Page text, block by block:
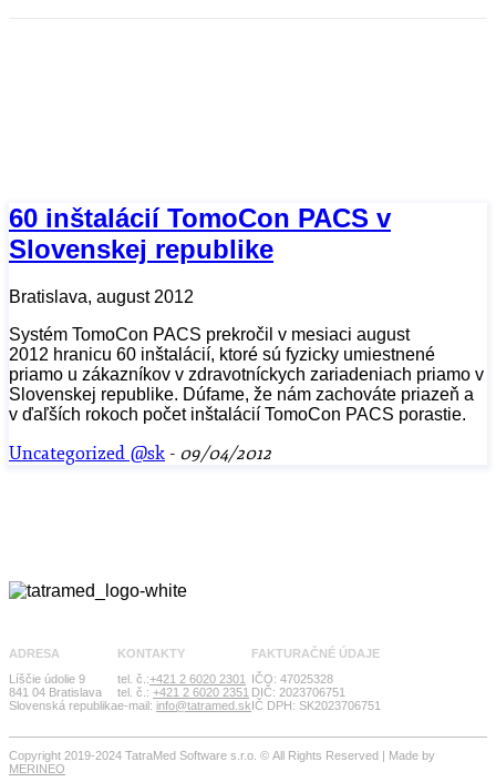
60 inštalácií TomoCon PACS v
Slovenskej republike
Bratislava, august 2012
Systém TomoCon PACS prekročil v mesiaci august
2012 hranicu 60 inštalácií, ktoré sú fyzicky umiestnené
priamo u zákazníkov v zdravotníckych zariadeniach priamo v
Slovenskej republike. Dúfame, že nám zachováte priazeň a
v ďaľších rokoch počet inštalácií TomoCon PACS porastie.
Uncategorized @sk - 09/04/2012
ADRESA
Líščie údolie 9
841 04 Bratislava
Slovenská republika
KONTAKTY
tel. č.:+421 2 6020 2301
tel. č.: +421 2 6020 2351
e-mail: info@tatramed.sk
FAKTURAČNÉ ÚDAJE
IČO: 47025328
DIČ: 2023706751
IČ DPH: SK2023706751
Copyright 2019-2024 TatraMed Software s.r.o. © All Rights Reserved | Made by
MERINEO